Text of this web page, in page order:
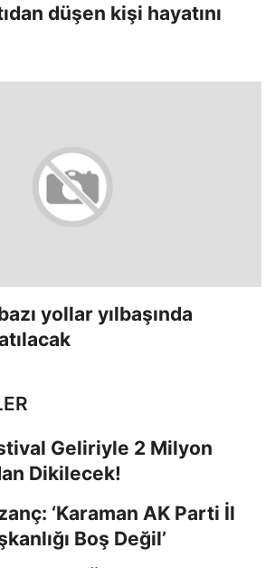
düşen kişi hayatını
yollar yılbaşında
Geliriyle 2 Milyon
Dikilecek!
‘Karaman AK Parti İl
Boş Değil’